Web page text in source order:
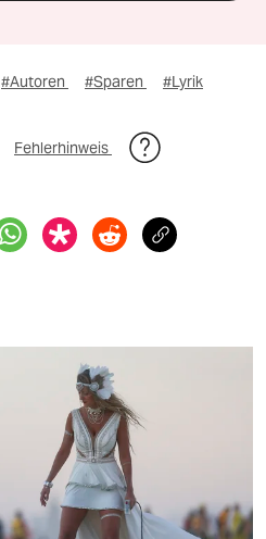
#Autoren #Sparen #Lyrik
Fehlerhinweis